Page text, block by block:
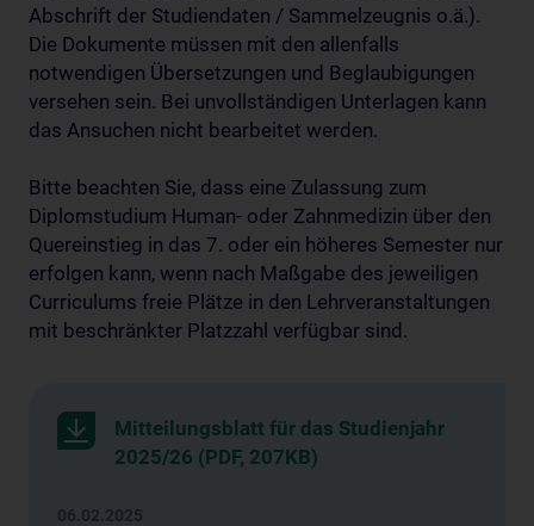
Abschrift der Studiendaten / Sammelzeugnis o.ä.).
Die Dokumente müssen mit den allenfalls
notwendigen Übersetzungen und Beglaubigungen
versehen sein. Bei unvollständigen Unterlagen kann
das Ansuchen nicht bearbeitet werden.
Bitte beachten Sie, dass eine Zulassung zum
Diplomstudium Human- oder Zahnmedizin über den
Quereinstieg in das 7. oder ein höheres Semester nur
erfolgen kann, wenn nach Maßgabe des jeweiligen
Curriculums freie Plätze in den Lehrveranstaltungen
mit beschränkter Platzzahl verfügbar sind.
Mitteilungsblatt für das Studienjahr
2025/26 (PDF, 207KB)
06.02.2025